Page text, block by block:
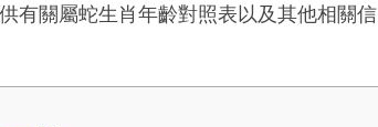
有關屬蛇生肖年齡對照表以及其他相關信